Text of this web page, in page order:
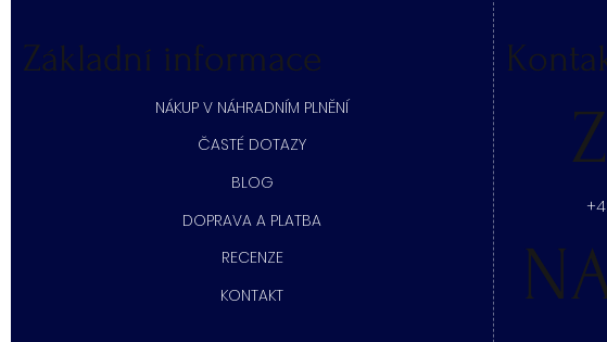
Základní informace
NÁKUP V NÁHRADNÍM PLNĚNÍ
ČASTÉ DOTAZY
BLOG
DOPRAVA A PLATBA
RECENZE
KONTAKT